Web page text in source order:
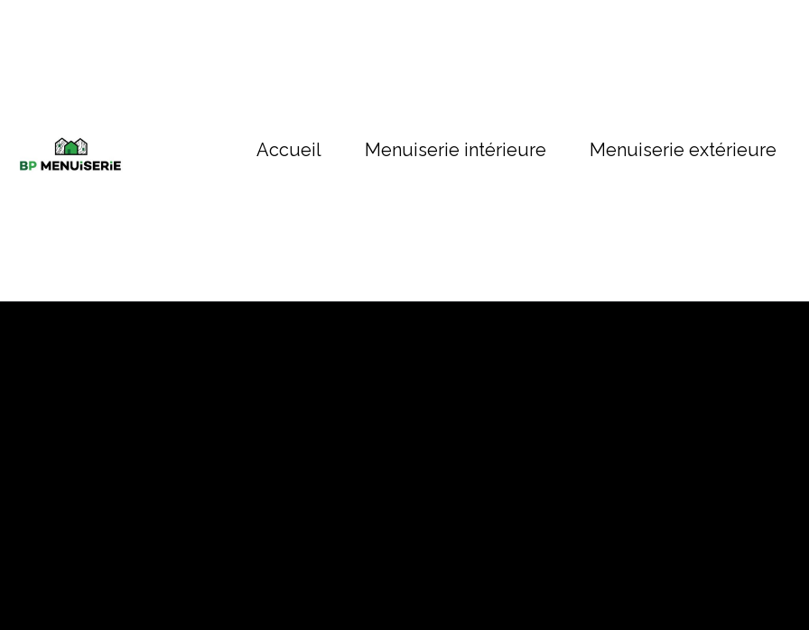
Accueil Menuiserie intérieure Menuiserie extérieure